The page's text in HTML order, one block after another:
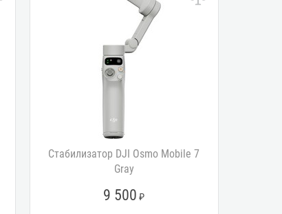
Стабилизатор DJI Osmo Mobile 7
Gray
9 500